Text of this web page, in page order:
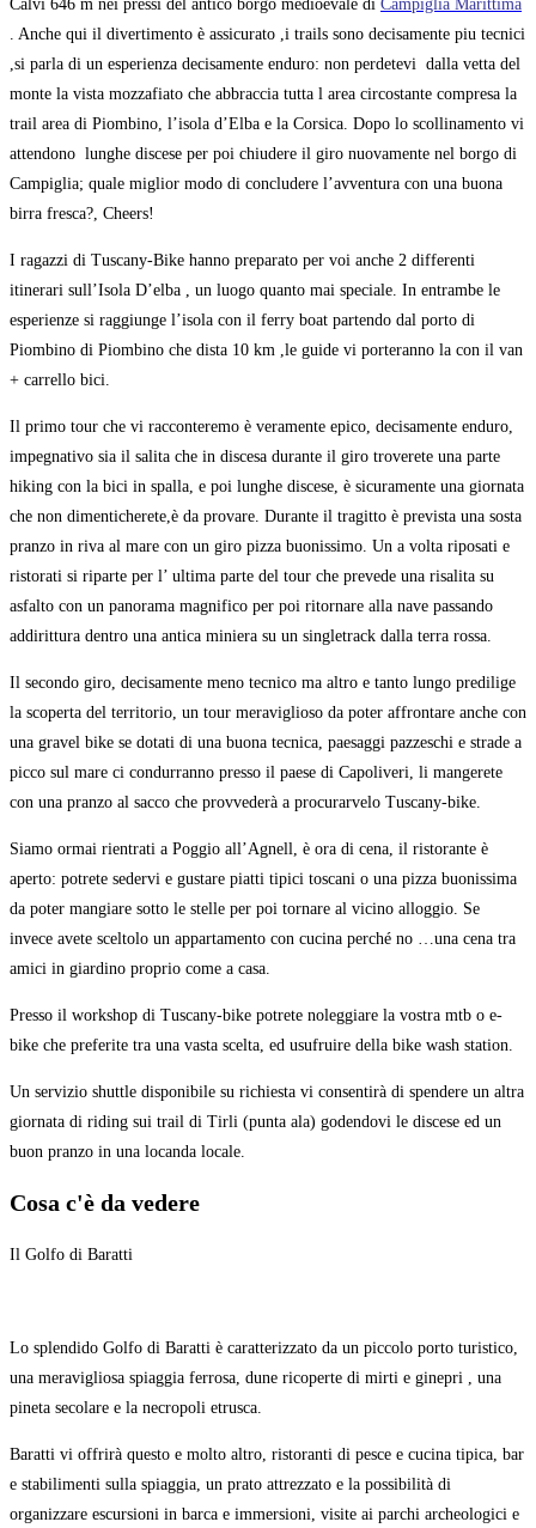
Calvi 646 m nei pressi del antico borgo medioevale di Campiglia Marittima
. Anche qui il divertimento è assicurato ,i trails sono decisamente piu tecnici
,si parla di un esperienza decisamente enduro: non perdetevi dalla vetta del
monte la vista mozzafiato che abbraccia tutta l area circostante compresa la
trail area di Piombino, l’isola d’Elba e la Corsica. Dopo lo scollinamento vi
attendono lunghe discese per poi chiudere il giro nuovamente nel borgo di
Campiglia; quale miglior modo di concludere l’avventura con una buona
birra fresca?, Cheers!
I ragazzi di Tuscany-Bike hanno preparato per voi anche 2 differenti
itinerari sull’Isola D’elba , un luogo quanto mai speciale. In entrambe le
esperienze si raggiunge l’isola con il ferry boat partendo dal porto di
Piombino di Piombino che dista 10 km ,le guide vi porteranno la con il van
+ carrello bici.
Il primo tour che vi racconteremo è veramente epico, decisamente enduro,
impegnativo sia il salita che in discesa durante il giro troverete una parte
hiking con la bici in spalla, e poi lunghe discese, è sicuramente una giornata
che non dimenticherete,è da provare. Durante il tragitto è prevista una sosta
pranzo in riva al mare con un giro pizza buonissimo. Un a volta riposati e
ristorati si riparte per l’ ultima parte del tour che prevede una risalita su
asfalto con un panorama magnifico per poi ritornare alla nave passando
addirittura dentro una antica miniera su un singletrack dalla terra rossa.
Il secondo giro, decisamente meno tecnico ma altro e tanto lungo predilige
la scoperta del territorio, un tour meraviglioso da poter affrontare anche con
una gravel bike se dotati di una buona tecnica, paesaggi pazzeschi e strade a
picco sul mare ci condurranno presso il paese di Capoliveri, li mangerete
con una pranzo al sacco che provvederà a procurarvelo Tuscany-bike.
Siamo ormai rientrati a Poggio all’Agnell, è ora di cena, il ristorante è
aperto: potrete sedervi e gustare piatti tipici toscani o una pizza buonissima
da poter mangiare sotto le stelle per poi tornare al vicino alloggio. Se
invece avete sceltolo un appartamento con cucina perché no …una cena tra
amici in giardino proprio come a casa.
Presso il workshop di Tuscany-bike potrete noleggiare la vostra mtb o e-
bike che preferite tra una vasta scelta, ed usufruire della bike wash station.
Un servizio shuttle disponibile su richiesta vi consentirà di spendere un altra
giornata di riding sui trail di Tirli (punta ala) godendovi le discese ed un
buon pranzo in una locanda locale.
Cosa c'è da vedere
Il Golfo di Baratti
Lo splendido Golfo di Baratti è caratterizzato da un piccolo porto turistico,
una meravigliosa spiaggia ferrosa, dune ricoperte di mirti e ginepri , una
pineta secolare e la necropoli etrusca.
Baratti vi offrirà questo e molto altro, ristoranti di pesce e cucina tipica, bar
e stabilimenti sulla spiaggia, un prato attrezzato e la possibilità di
organizzare escursioni in barca e immersioni, visite ai parchi archeologici e